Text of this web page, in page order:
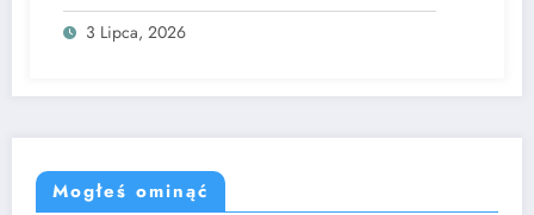
3 Lipca, 2026
Mogłeś ominąć